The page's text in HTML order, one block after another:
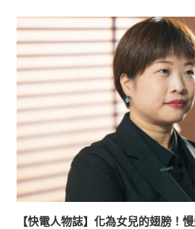
【快電人物誌】化為女兒的翅膀！